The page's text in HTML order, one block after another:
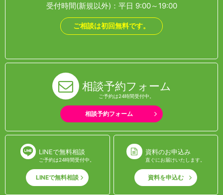
受付時間(新規以外)：平日 9:00～19:00
ご相談は初回無料です。
相談予約フォーム
ご予約は24時間受付中。
相談予約フォーム
LINEで無料相談
ご予約は24時間受付中。
LINEで無料相談
資料のお申込み
直ぐにお届けいたします。
資料を申込む